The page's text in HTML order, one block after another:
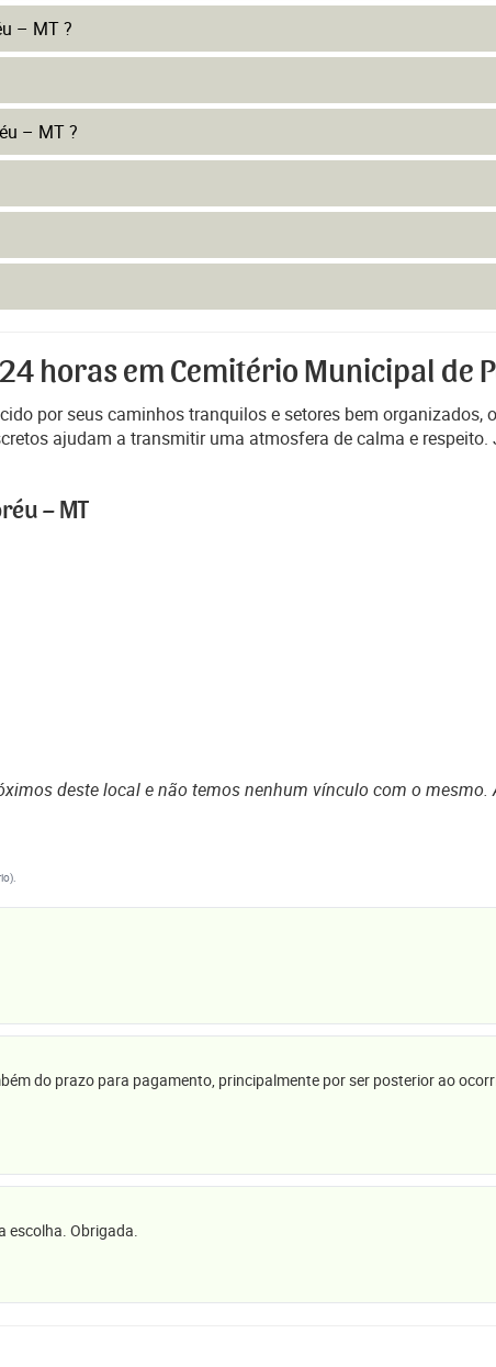
– MT ?
– MT ?
horas em Cemitério Municipal de
por seus caminhos tranquilos e setores bem
ajudam a transmitir uma atmosfera de calma e respeito.
– MT
deste local e não temos nenhum vínculo com o mesmo.
do prazo para pagamento, principalmente por ser posterior ao
escolha. Obrigada.